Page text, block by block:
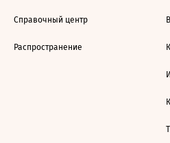
Справочный центр
Распространение